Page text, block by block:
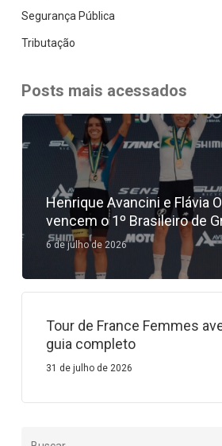
Segurança Pública
Tributação
Posts mais acessados
Henrique Avancini e Flávia
vencem o 1º Brasileiro de
6 de julho de 2026
Tour de France Femmes
guia completo
31 de julho de 2026